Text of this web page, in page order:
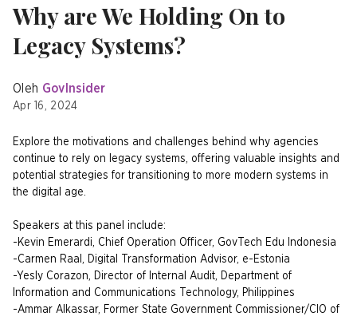
Why are We Holding On to
Legacy Systems?
Oleh GovInsider
Apr 16, 2024
Explore the motivations and challenges behind why agencies
continue to rely on legacy systems, offering valuable insights and
potential strategies for transitioning to more modern systems in
the digital age.
Speakers at this panel include:
-Kevin Emerardi, Chief Operation Officer, GovTech Edu Indonesia
-Carmen Raal, Digital Transformation Advisor, e-Estonia
-Yesly Corazon, Director of Internal Audit, Department of
Information and Communications Technology, Philippines
-Ammar Alkassar, Former State Government Commissioner/CIO of